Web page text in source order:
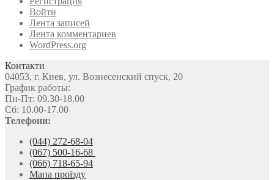
Войти
Лента записей
Лента комментариев
WordPress.org
Контакти
04053, г. Киев, ул. Вознесенский спуск, 20
График работы:
Пн-Пт: 09.30-18.00
Сб: 10.00-17.00
Телефони:
(044) 272-68-04
(067) 500-16-68
(066) 718-65-94
Мапа проїзду